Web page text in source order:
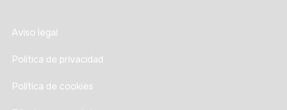
Aviso legal
Política de privacidad
Política de cookies